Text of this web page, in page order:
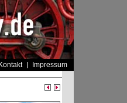
Kontakt Impressum